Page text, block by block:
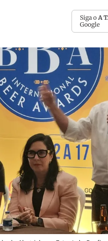
Siga o A
Google